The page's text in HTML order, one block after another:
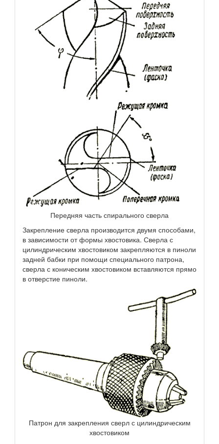
Передняя часть спирального сверла
Закрепление сверла производится двумя способами,
в зависимости от формы хвостовика. Сверла с
цилиндрическим хвостовиком закрепляются в пиноли
задней бабки при помощи специального патрона,
сверла с коническим хвостовиком вставляются прямо
в отверстие пиноли.
Патрон для закрепления сверл с цилиндрическим
хвостовиком